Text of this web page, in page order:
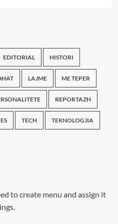
EDITORIAL HISTORI
LAJME ME TEPER
REPORTAZH
TECH TEKNOLOGJIA
to create menu and assign it